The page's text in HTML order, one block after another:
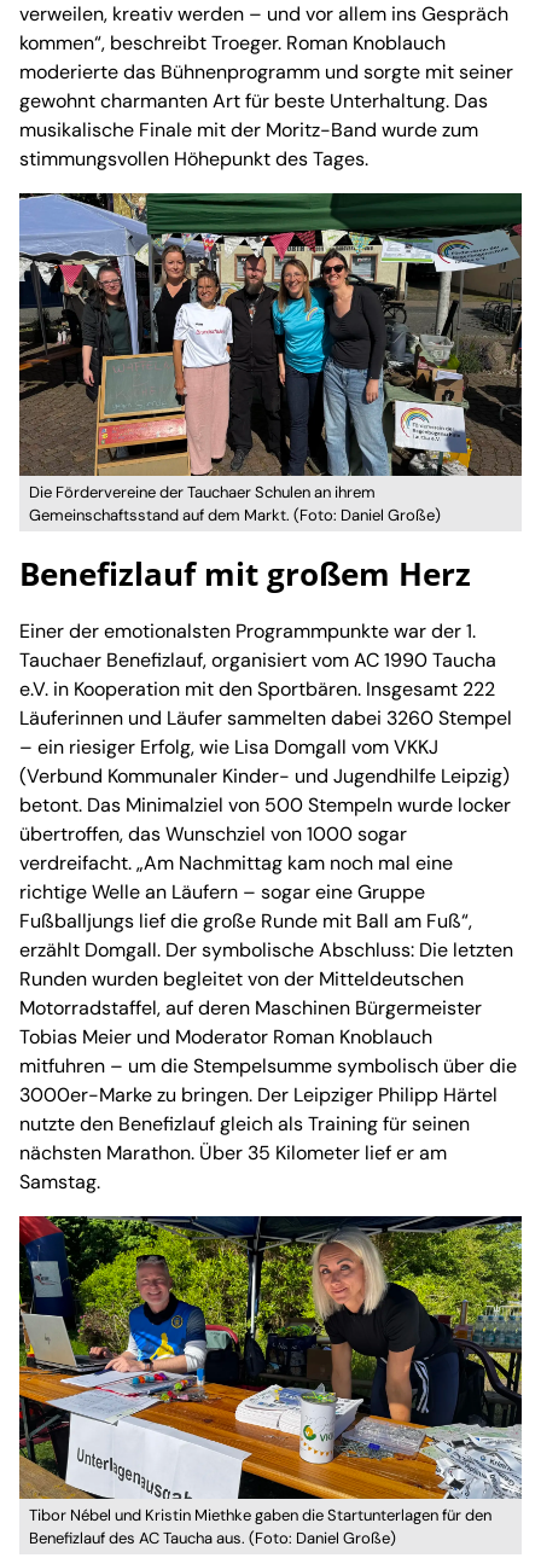
verweilen, kreativ werden – und vor allem ins Gespräch
kommen“, beschreibt Troeger. Roman Knoblauch
moderierte das Bühnenprogramm und sorgte mit seiner
gewohnt charmanten Art für beste Unterhaltung. Das
musikalische Finale mit der Moritz-Band wurde zum
stimmungsvollen Höhepunkt des Tages.
Die Fördervereine der Tauchaer Schulen an ihrem
Gemeinschaftsstand auf dem Markt. (Foto: Daniel Große)
Benefizlauf mit großem Herz
Einer der emotionalsten Programmpunkte war der 1.
Tauchaer Benefizlauf, organisiert vom AC 1990 Taucha
e.V. in Kooperation mit den Sportbären. Insgesamt 222
Läuferinnen und Läufer sammelten dabei 3260 Stempel
– ein riesiger Erfolg, wie Lisa Domgall vom VKKJ
(Verbund Kommunaler Kinder- und Jugendhilfe Leipzig)
betont. Das Minimalziel von 500 Stempeln wurde locker
übertroffen, das Wunschziel von 1000 sogar
verdreifacht. „Am Nachmittag kam noch mal eine
richtige Welle an Läufern – sogar eine Gruppe
Fußballjungs lief die große Runde mit Ball am Fuß“,
erzählt Domgall. Der symbolische Abschluss: Die letzten
Runden wurden begleitet von der Mitteldeutschen
Motorradstaffel, auf deren Maschinen Bürgermeister
Tobias Meier und Moderator Roman Knoblauch
mitfuhren – um die Stempelsumme symbolisch über die
3000er-Marke zu bringen. Der Leipziger Philipp Härtel
nutzte den Benefizlauf gleich als Training für seinen
nächsten Marathon. Über 35 Kilometer lief er am
Samstag.
Tibor Nébel und Kristin Miethke gaben die Startunterlagen für den
Benefizlauf des AC Taucha aus. (Foto: Daniel Große)